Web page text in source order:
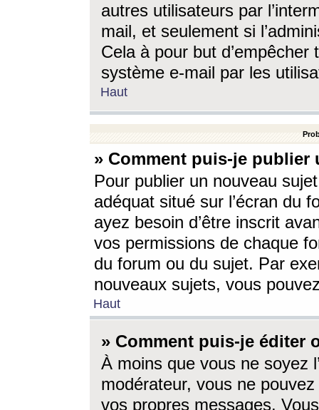
autres utilisateurs par
mail, et seulement si
Cela à pour but
système e-mail par les
Haut
» Comment puis-je
Pour publier un nouveau
adéquat situé sur l’écran du
ayez besoin d’être inscrit
vos permissions de chaque
du forum ou du sujet. Par
nouveaux sujets, vous
Haut
» Comment puis-je éditer
À moins que vous ne soyez
modérateur, vous ne
vos propres messages.